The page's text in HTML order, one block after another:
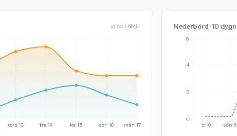
yr.no / SMHI
tors 13 fre 14 lör 15 sön 16 mån 17
Nederbörd · 10 dygn
lör 8 sön 9
0
2
4
6